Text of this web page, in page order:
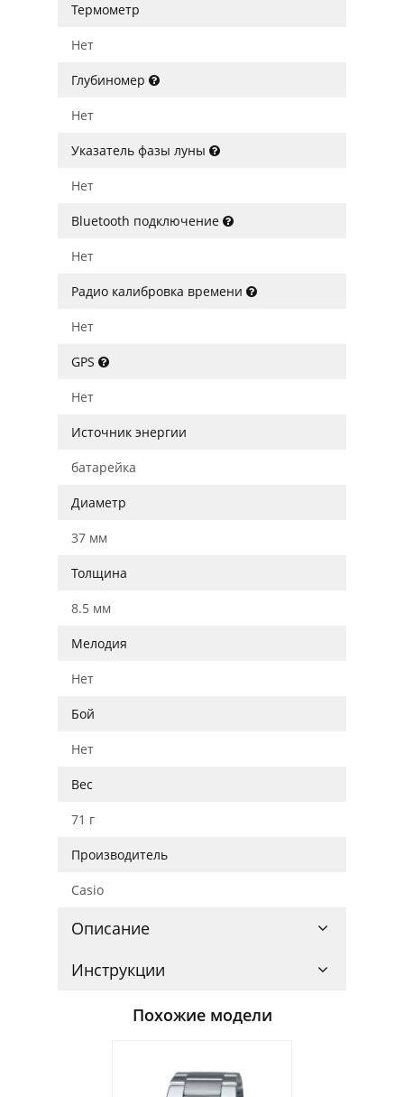
Термометр
Нет
Глубиномер
Нет
Указатель фазы луны
Нет
Bluetooth подключение
Нет
Радио калибровка времени
Нет
GPS
Нет
Источник энергии
батарейка
Диаметр
37 мм
Толщина
8.5 мм
Мелодия
Нет
Бой
Нет
Вес
71 г
Производитель
Casio
Описание
Инструкции
Похожие модели